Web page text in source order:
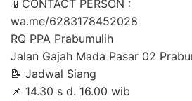
📱CONTACT PERSON :
wa.me/6283178452028
RQ PPA Prabumulih
Jalan Gajah Mada Pasar 02
📝 Jadwal Siang
📌 14.30 s d. 16.00 wib